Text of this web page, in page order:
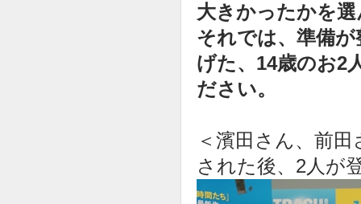
大きかったかを
それでは、準備
げた、14歳のお2
ださい。
＜濱田さん、前
された後、2人が